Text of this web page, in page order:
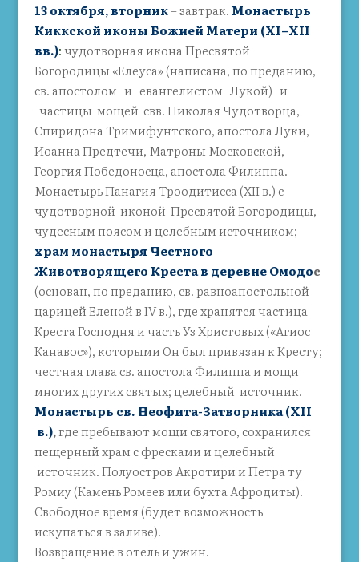
13 октября, вторник– завтрак. Монастырь
Киккской иконы Божией Матери (XI–ХII
вв.):чудотворная икона Пресвятой
Богородицы «Елеуса» (написана, по преданию,
св. апостолом и евангелистом Лукой) и
частицы мощей свв. Николая Чудотворца,
Спиридона Тримифунтского, апостола Луки,
Иоанна Предтечи, Матроны Московской,
Георгия Победоносца, апостола Филиппа.
Монастырь Панагия Троодитисса (XII в.) с
чудотворной иконой Пресвятой Богородицы,
чудесным поясом и целебным источником;
храм монастыря Честного
Животворящего Креста в деревне Омодос
(основан, по преданию, св. равноапостольной
царицей Еленой в IV в.), где хранятся частица
Креста Господня и часть Уз Христовых («Агиос
Канавос»), которыми Он был привязан к Кресту;
честная глава св. апостола Филиппа и мощи
многих других святых; целебный источник.
Монастырь св. Неофита-Затворника (ХII
в.),где пребывают мощи святого, сохранился
пещерный храм с фресками и целебный
источник. Полуостров Акротири и Петра ту
Ромиу (Камень Ромеев или бухта Афродиты).
Свободное время (будет возможность
искупаться в заливе).
Возвращение в отель и ужин.